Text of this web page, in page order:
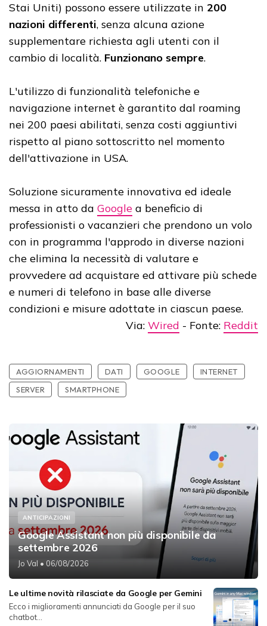
Stai Uniti) possono essere utilizzate in 200
nazioni differenti, senza alcuna azione
supplementare richiesta agli utenti con il
cambio di località. Funzionano sempre.
L'utilizzo di funzionalità telefoniche e
navigazione internet è garantito dal roaming
nei 200 paesi abilitati, senza costi aggiuntivi
rispetto al piano sottoscritto nel momento
dell'attivazione in USA.
Soluzione sicuramente innovativa ed ideale
messa in atto da Google a beneficio di
professionisti o vacanzieri che prendono un volo
con in programma l'approdo in diverse nazioni
che elimina la necessità di valutare e
provvedere ad acquistare ed attivare più schede
e numeri di telefono in base alle diverse
condizioni e misure adottate in ciascun paese.
Via: Wired - Fonte: Reddit
AGGIORNAMENTI DATI GOOGLE
INTERNET
SERVER
SMARTPHONE
ANTICIPAZIONI
Google Assistant non più disponibile da
settembre 2026
Jo Val • 06/08/2026
Le ultime novità rilasciate da Google per Gemini
Ecco i miglioramenti annunciati da Google per il suo
chatbot...